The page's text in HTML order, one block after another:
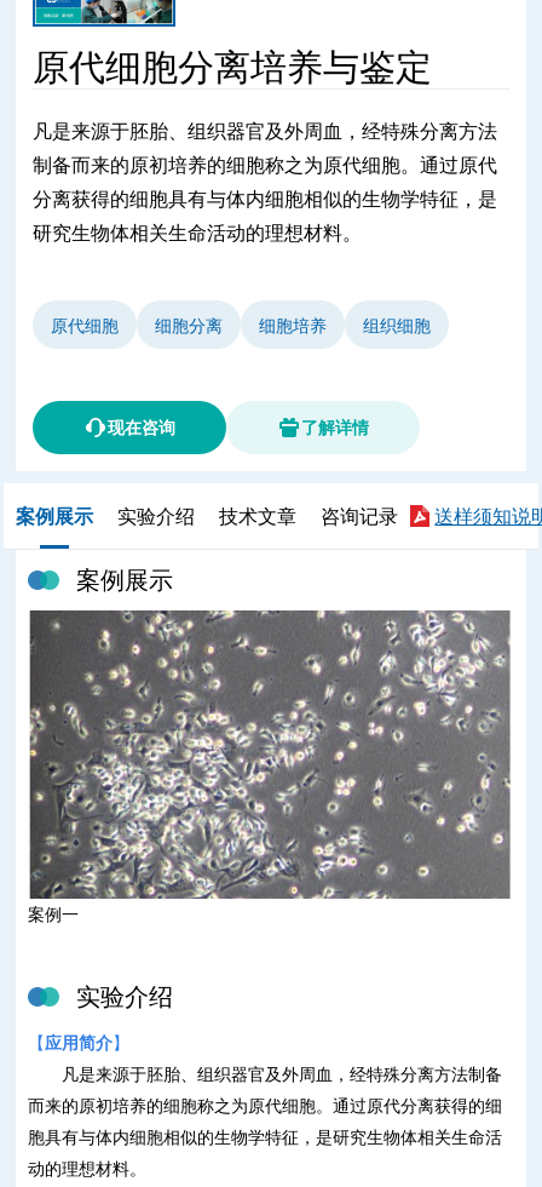
原代细胞分离培养与鉴定
凡是来源于胚胎、组织器官及外周血，经特殊分离方法
制备而来的原初培养的细胞称之为原代细胞。通过原代
分离获得的细胞具有与体内细胞相似的生物学特征，是
研究生物体相关生命活动的理想材料。
原代细胞 细胞分离 细胞培养 组织细胞
现在咨询 了解详情
案例展示 实验介绍 技术文章 咨询记录 送样须知说
案例展示
案例一
实验介绍
【应用简介】
凡是来源于胚胎、组织器官及外周血，经特殊分离方法制备
而来的原初培养的细胞称之为原代细胞。通过原代分离获得的细
胞具有与体内细胞相似的生物学特征，是研究生物体相关生命活
动的理想材料。